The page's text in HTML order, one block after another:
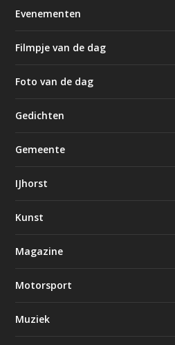
Evenementen
Filmpje van de dag
Foto van de dag
Gedichten
Gemeente
IJhorst
Kunst
Magazine
Motorsport
Muziek